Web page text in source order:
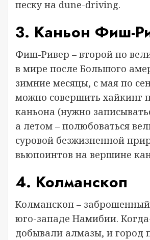
песку на dune-driving.
3. Каньон Фиш-
Фиш-Ривер – второй по
в мире после Большого
зимние месяцы, с мая по
можно совершить хайкинг
каньона (нужно
а летом – полюбоваться
суровой безжизненной
вьюпоинтов на вершине
4. Колманскоп
Колманскоп –
юго-западе Намибии.
добывали алмазы, и город